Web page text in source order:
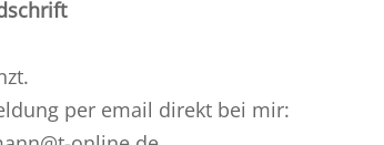
per email direkt bei mir: